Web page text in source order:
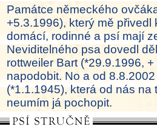
Památce německého
+5.3.1996), který mě
domácí, rodinné a psí mají
Neviditelného psa dovedl
rottweiler Bart (*29.9.1996,
napodobit. No a od
(*1.1.1945), která od nás
neumím já pochopit.